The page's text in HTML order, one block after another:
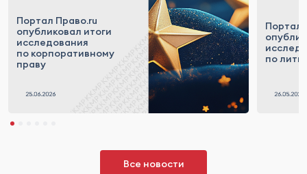
Портал Право.ru
опубликовал итоги
исследования
по корпоративному
праву
Портал
по
Все новости